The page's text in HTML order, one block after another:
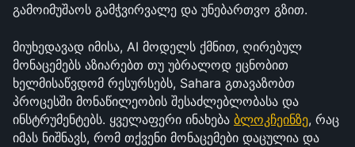
გამოიმუშაოს გამჭვირვალე და უნებართვო გზით.
მიუხედავად იმისა, AI მოდელს ქმნით, ღირებულ
მონაცემებს აზიარებთ თუ უბრალოდ ეცნობით
ხელმისაწვდომ რესურსებს, Sahara გთავაზობთ
პროცესში მონაწილეობის შესაძლებლობასა და
ინსტრუმენტებს. ყველაფერი ინახება ბლოკჩეინზე, რაც
იმას ნიშნავს, რომ თქვენი მონაცემები დაცულია და